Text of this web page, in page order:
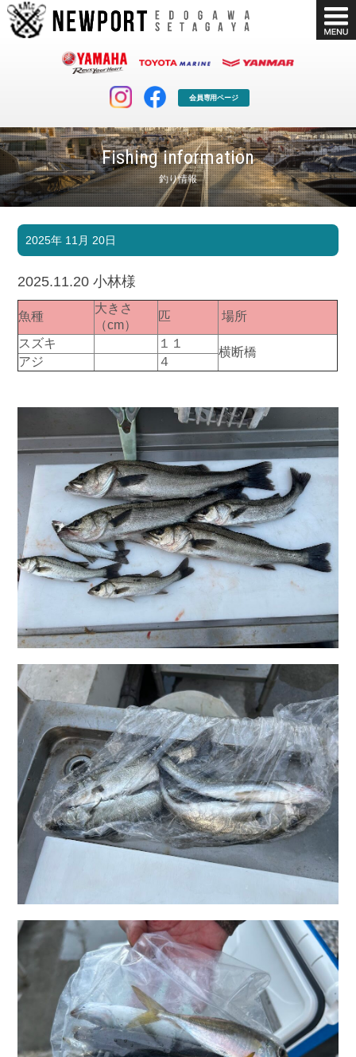
会員専用ページ
Fishing information
釣り情報
マリンクラブ
マリンライフを堪能したい！
ボート販売
ボート免許
長年の実績と信頼！
店舗情報 公式ブログ
お問い合わせ 会社概要
Recruit
リンク集
2025年 11月 20日
2025.11.20 小林様
魚種
大きさ
（cm）
匹
場所
スズキ
１１
横断橋
アジ ４